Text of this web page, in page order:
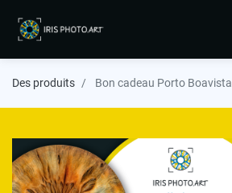
Des produits Bon cadeau Porto Boavista